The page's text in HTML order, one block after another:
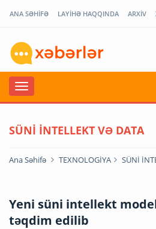
ANA SƏHİFƏ LAYİHƏ HAQQINDA ARXİV
SÜNİ İNTELLEKT VƏ DATA
Ana Səhifə TEXNOLOGİYA SÜNİ
Yeni süni intellekt
təqdim edilib